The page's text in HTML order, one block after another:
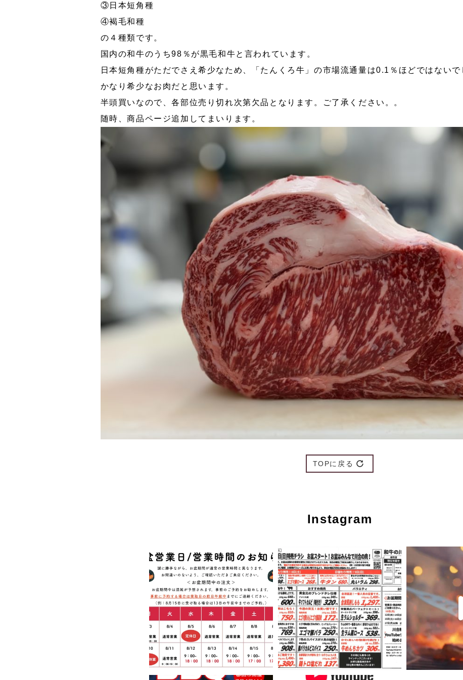
③日本短角種
④褐毛和種
の４種類です。
国内の和牛のうち98％が黒毛和牛と言われています。
日本短角種がただでさえ希少なため、「たんくろ牛」の市場流通量は0.1％ほどではないで
かなり希少なお肉だと思います。
半頭買いなので、各部位売り切れ次第欠品となります。ご了承ください。。
随時、商品ページ追加してまいります。
TOPに戻る
Instagram